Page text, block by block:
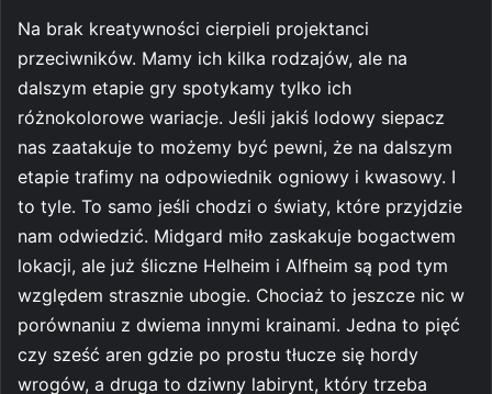
Na brak kreatywności cierpieli projektanci
przeciwników. Mamy ich kilka rodzajów, ale na
dalszym etapie gry spotykamy tylko ich
różnokolorowe wariacje. Jeśli jakiś lodowy siepacz
nas zaatakuje to możemy być pewni, że na dalszym
etapie trafimy na odpowiednik ogniowy i kwasowy. I
to tyle. To samo jeśli chodzi o światy, które przyjdzie
nam odwiedzić. Midgard miło zaskakuje bogactwem
lokacji, ale już śliczne Helheim i Alfheim są pod tym
względem strasznie ubogie. Chociaż to jeszcze nic w
porównaniu z dwiema innymi krainami. Jedna to pięć
czy sześć aren gdzie po prostu tłucze się hordy
wrogów, a druga to dziwny labirynt, który trzeba